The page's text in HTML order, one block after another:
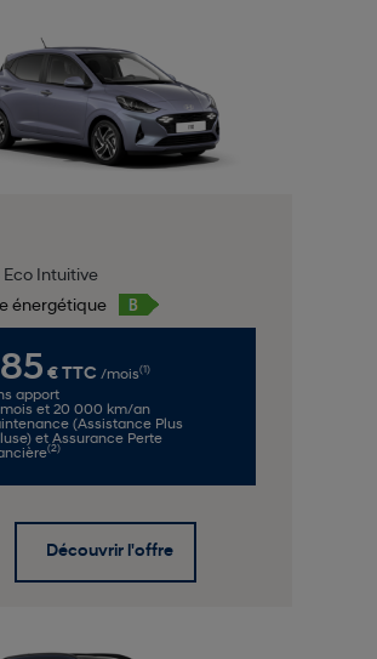
Eco Intuitive
énergétique
€ TTC /mois(1)
apport
et 20 000 km/an
(Assistance Plus
et Assurance Perte
(2)
Découvrir l'offre